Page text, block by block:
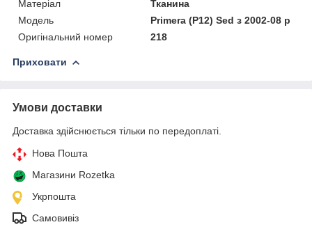
Матеріал
Тканина
Модель
Primera (P12) Sed з 2002-08 р
Оригінальний номер
218
Приховати
Умови доставки
Доставка здійснюється тільки по передоплаті.
Нова Пошта
Магазини Rozetka
Укрпошта
Самовивіз